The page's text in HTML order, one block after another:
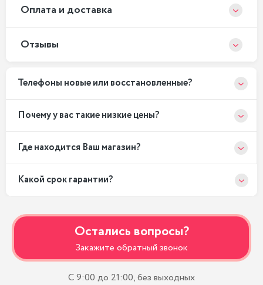
Оплата и доставка
Отзывы
Телефоны новые или восстановленные?
Почему у вас такие низкие цены?
Где находится Ваш магазин?
Какой срок гарантии?
Остались вопросы?
Закажите обратный звонок
С 9:00 до 21:00, без выходных